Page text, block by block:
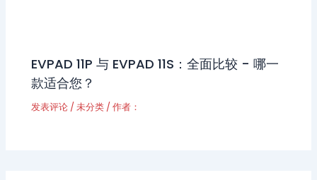
EVPAD 11P 与 EVPAD 11S：全面比较 - 哪一
款适合您？
发表评论 /未分类 / 作者：